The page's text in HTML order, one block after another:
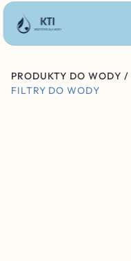
PRODUKTY DO WODY /
FILTRY DO WODY